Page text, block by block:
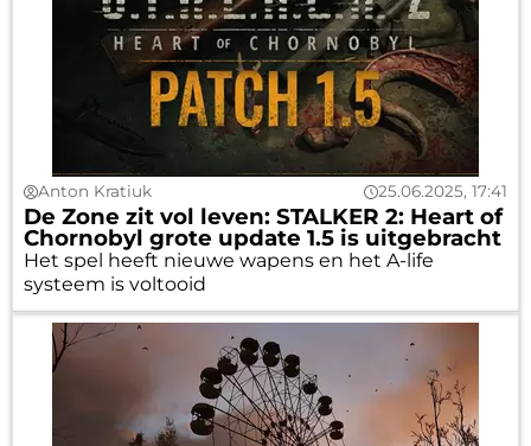
Anton Kratiuk 25.06.2025, 17:41
De Zone zit vol leven: STALKER 2: Heart of
Chornobyl grote update 1.5 is uitgebracht
Het spel heeft nieuwe wapens en het A-life
systeem is voltooid